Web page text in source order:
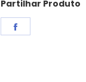
Partilhar Produto